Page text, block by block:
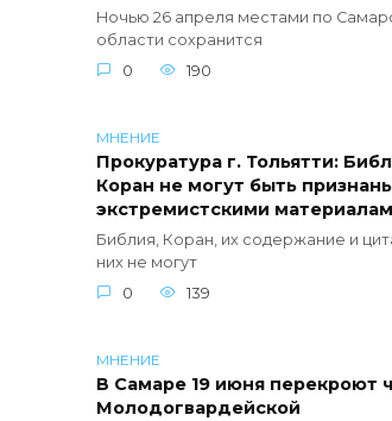
Ночью 26 апреля местами по
области сохранится
0
190
МНЕНИЕ
Прокуратура г. Тольятти:
Коран не могут быть
экстремистскими
Библия, Коран, их содержание и
них не могут
0
139
МНЕНИЕ
В Самаре 19 июня перекроют
Молодогвардейской